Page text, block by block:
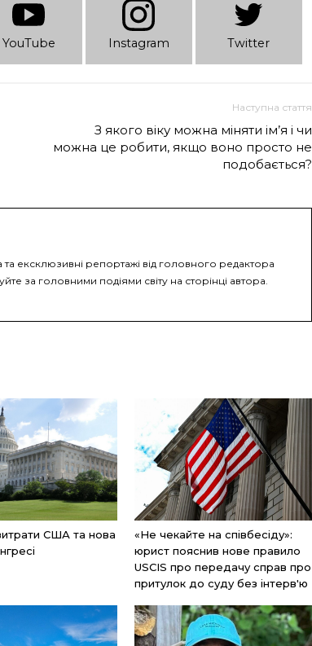
YouTube Instagram Twitter
Наступна стаття
З якого віку можна міняти ім’я і чи
можна це робити, якщо воно просто не
подобається?
та ексклюзивні репортажі від головного редактора
за головними подіями світу на сторінці автора.
США та нова
«Не чекайте на співбесіду»:
юрист пояснив нове правило
USCIS про передачу справ про
притулок до суду без інтерв'ю